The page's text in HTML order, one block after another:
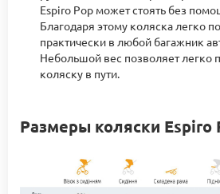
Espiro Pop может стоять без
Благодаря этому коляска легко
практически в любой багажник
Небольшой вес позволяет легко
коляску в пути.
Размеры коляски Espiro